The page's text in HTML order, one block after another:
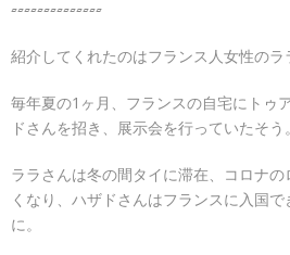
▱▱▱▱▱▱▱▱▱▱▱▱▱▱
紹介してくれたのはフランス人女性のラ
毎年夏の1ヶ月、フランスの自宅にトゥ
ドさんを招き、展示会を行っていたそう。
ララさんは冬の間タイに滞在、コロナ
くなり、ハザドさんはフランスに入国
に。